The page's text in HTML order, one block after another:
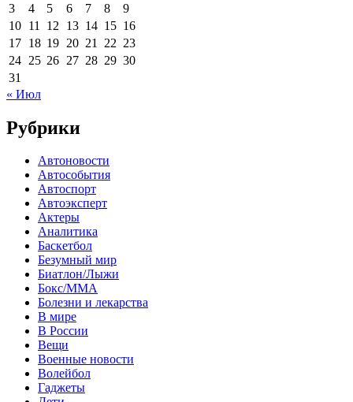
3
4 5 6 7 8
9
10 11 12 13 14 15 16
17 18 19 20 21 22 23
24 25 26 27 28 29 30
31
« Июл
Рубрики
Автоновости
Автособытия
Автоспорт
Автоэксперт
Актеры
Аналитика
Баскетбол
Безумный мир
Биатлон/Лыжи
Бокс/MMA
Болезни и лекарства
В мире
В России
Вещи
Военные новости
Волейбол
Гаджеты